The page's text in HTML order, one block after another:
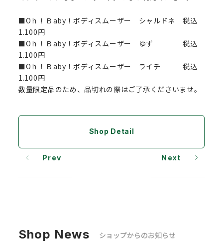
■Oｈ！Ｂaby！ボディスムーザー シャルドネ 税込
1.100円
■Oｈ！Ｂaby！ボディスムーザー ゆず 税込
1.100円
■Oｈ！Ｂaby！ボディスムーザー ライチ 税込
1.100円
数量限定品のため、品切れの際はご了承くださいませ。
Shop Detail
Prev Next
Shop News ショップからのお知らせ